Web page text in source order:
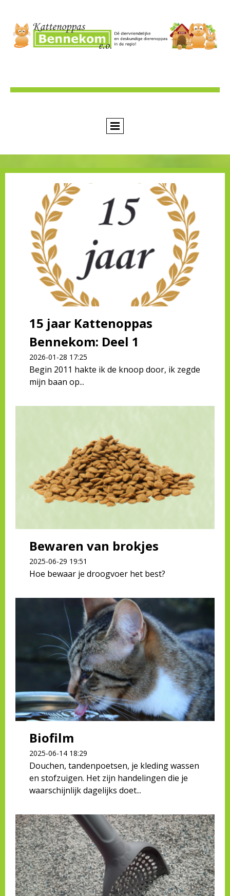
15 jaar Kattenoppas
Bennekom: Deel 1
2026-01-28 17:25
Begin 2011 hakte ik de knoop door, ik zegde
mijn baan op...
Bewaren van brokjes
2025-06-29 19:51
Hoe bewaar je droogvoer het best?
Biofilm
2025-06-14 18:29
Douchen, tandenpoetsen, je kleding wassen
en stofzuigen. Het zijn handelingen die je
waarschijnlijk dagelijks doet...